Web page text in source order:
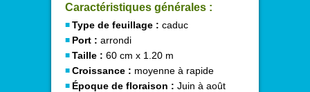
Caractéristiques générales :
Type de feuillage : caduc
Port : arrondi
Taille : 60 cm x 1.20 m
Croissance : moyenne à rapide
Époque de floraison : Juin à août